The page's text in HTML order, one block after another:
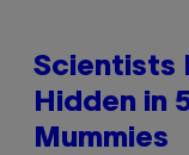
Scientists
Hidden in
Mummies